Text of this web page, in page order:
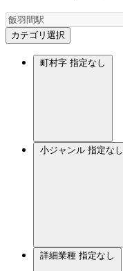
カテゴリ選択
町村字 指定なし
小ジャンル 指定なし
詳細業種 指定なし